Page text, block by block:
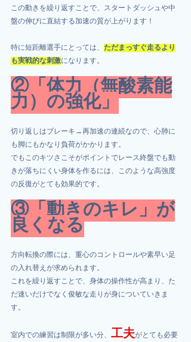
この動きを繰り返すことで、スタートダッシュや中
盤の伸びに直結する加速の質が上がります！
特に短距離選手にとっては、 ただまっすぐ走るより
も実戦的な刺激になります。
②「体力（無酸素能
力）の強化」
切り返しはブレーキ→再加速の連続なので、心肺に
も脚にもかなり負荷がかかります。
でもこのキツさこそがポイントでレース終盤でも動
きが落ちにくい身体を作るには、このような高強度
の反復がとても効果的です。
③「動きのキレ」が
良くなる
方向転換の際には、重心のコントロールや素早い足
の入れ替えが求められます。
これを繰り返すことで、身体の操作性が高まり、た
だ速いだけでなく俊敏な走りが身についていきま
す。
室内での練習は制限が多い分、 工夫がとても必要